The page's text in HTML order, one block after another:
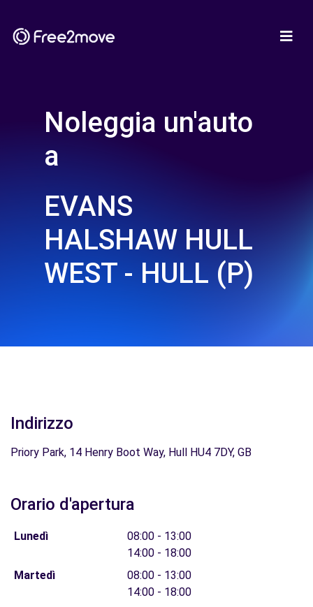
Noleggia un'auto
a
EVANS
HALSHAW HULL
WEST - HULL (P)
Indirizzo
Priory Park, 14 Henry Boot Way, Hull HU4 7DY, GB
Orario d'apertura
Lunedì
08:00 - 13:00
14:00 - 18:00
Martedì
08:00 - 13:00
14:00 - 18:00